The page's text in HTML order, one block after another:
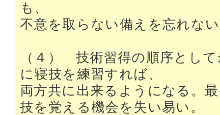
も、
不意を取らない備えを忘れな
（４） 技術習得の順序とし
に寝技を練習すれば、
両方共に出来るようになる。
技を覚える機会を失い易い。